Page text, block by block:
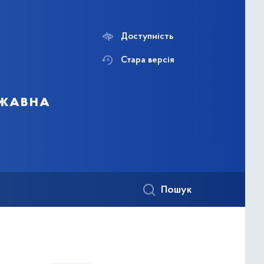
Доступність
Стара версія
Пошук